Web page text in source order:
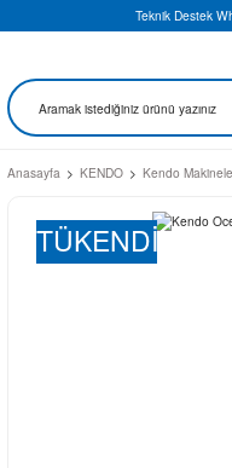
Teknik Destek
Anasayfa KENDO Kendo
TÜKENDİ